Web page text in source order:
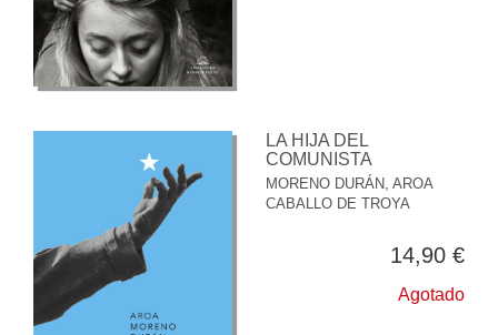
LA HIJA DEL
COMUNISTA
MORENO DURÁN, AROA
CABALLO DE TROYA
14,90 €
Agotado